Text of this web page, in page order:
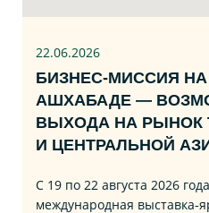
22.06.2026
БИЗНЕС‑МИССИЯ НА
АШХАБАДЕ —
ВЫХОДА НА РЫНОК
И ЦЕНТРАЛЬНОЙ
С 19 по 22 августа 2026
международная